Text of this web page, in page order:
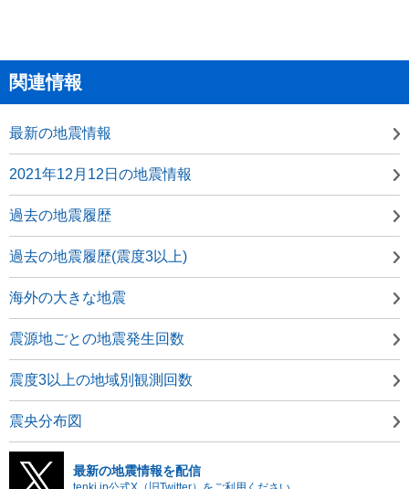
関連情報
最新の地震情報
2021年12月12日の地震情報
過去の地震履歴
過去の地震履歴(震度3以上)
海外の大きな地震
震源地ごとの地震発生回数
震度3以上の地域別観測回数
震央分布図
最新の地震情報を配信